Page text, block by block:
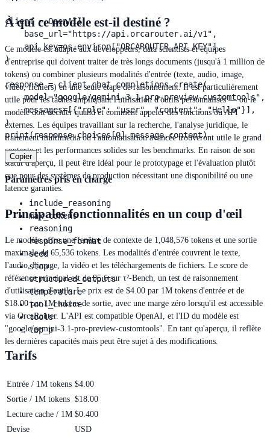
À qui ce modèle est-il destiné ?
Ce modèle est adapté aux développeurs, data scientists et équipes
d'entreprise qui doivent traiter de très longs documents (jusqu'à 1 million de
tokens) ou combiner plusieurs modalités d'entrée (texte, audio, image,
vidéo, fichiers) en une seule étape de raisonnement. Il est particulièrement
utile pour les tâches impliquant l'utilisation d'outils personnalisés — où le
modèle doit décider quand et comment appeler des fonctions ou API
externes. Les équipes travaillant sur la recherche, l'analyse juridique, le
traitement multimédia ou l'automatisation avancée trouveront utile le grand
contexte et les performances solides sur les benchmarks. En raison de son
statut d'aperçu, il peut être idéal pour le prototypage et l'évaluation plutôt
que pour des systèmes de production nécessitant une disponibilité ou une
latence garanties.
Principales fonctionnalités en un coup d'œil
Le modèle offre une fenêtre de contexte de 1,048,576 tokens et une sortie
maximale de 65,536 tokens. Les modalités d'entrée couvrent le texte,
l'audio, l'image, la vidéo et les téléchargements de fichiers. Le score de
référence principal est de 95.6 sur τ²-Bench, un test de raisonnement
d'utilisation d'outils. Le prix est de $4.00 par 1M tokens d'entrée et de
$18.00 par 1M tokens de sortie, avec une marge zéro lorsqu'il est accessible
via OrcaRouter. L'API est compatible OpenAI, et l'ID du modèle est
"google/gemini-3.1-pro-preview-customtools". En tant qu'aperçu, il reflète
les dernières capacités mais peut être sujet à des modifications.
client = OpenAI(
    base_url="https://api.orcarouter.ai/v1",
    api_key=os.environ["ORCAROUTER_API_KEY"],
)
response = client.chat.completions.create(
    model="google/gemini-3.1-pro-preview-customtools",
    messages=[{"role": "user", "content": "Hello"}],
)
print(response.choices[0].message.content)
Copier
Paramètres pris en charge
include_reasoning
max_tokens
reasoning
response_format
seed
stop
structured_outputs
temperature
tool_choice
tools
top_p
Tarifs
Entrée / 1M tokens $4.00
Sortie / 1M tokens $18.00
Lecture cache / 1M $0.400
Devise
USD